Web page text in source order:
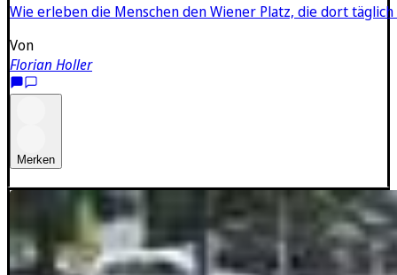
Wie erleben die Menschen den Wiener Platz, die dort
Von
Florian Holler
Merken